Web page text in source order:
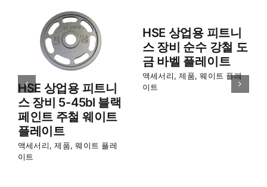
HSE 상업용 피트니
스 장비 5-45bl 블랙
페인트 주철 웨이트
플레이트
액세서리,제품,웨이트 플레
이트
HSE 상업용 피트니
스 장비 순수 강철 도
금 바벨 플레이트
액세서리,제품,웨이트 플레
이트